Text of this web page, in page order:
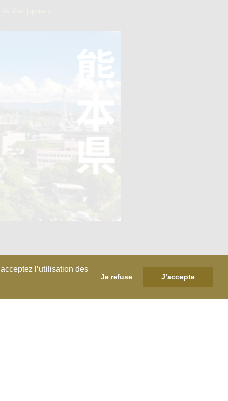
l’utilisation des
Je refuse J’accepte